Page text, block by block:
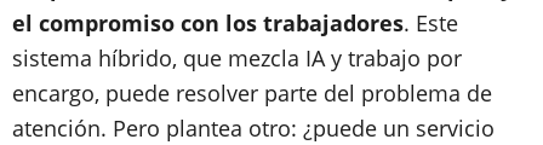
el compromiso con los trabajadores. Este
sistema híbrido, que mezcla IA y trabajo por
encargo, puede resolver parte del problema de
atención. Pero plantea otro: ¿puede un servicio